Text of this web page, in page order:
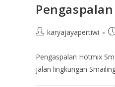
karyajayapertiwi
Pengaspalan Hotmix
jalan lingkungan